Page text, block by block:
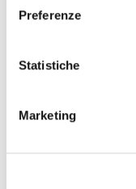
Preferenze
Statistiche
Marketing
La body positivity